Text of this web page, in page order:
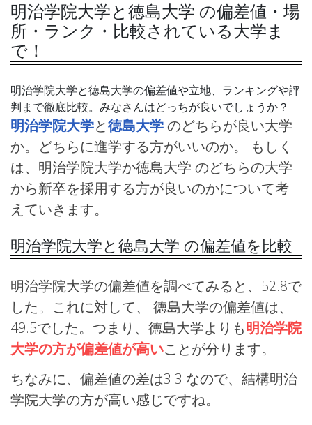
明治学院大学と徳島大学 の偏差値・場
所・ランク・比較されている大学ま
で！
明治学院大学と徳島大学の偏差値や立地、ランキングや評
判まで徹底比較。みなさんはどっちが良いでしょうか？
明治学院大学と徳島大学のどちらが良い大学
か。どちらに進学する方がいいのか。 もしく
は、明治学院大学か徳島大学 のどちらの大学
から新卒を採用する方が良いのかについて考
えていきます。
明治学院大学と徳島大学 の偏差値を比較
明治学院大学の偏差値を調べてみると、52.8で
した。これに対して、 徳島大学の偏差値は、
49.5でした。つまり、徳島大学よりも明治学院
大学の方が偏差値が高いことが分ります。
ちなみに、偏差値の差は3.3 なので、結構明治
学院大学の方が高い感じですね。